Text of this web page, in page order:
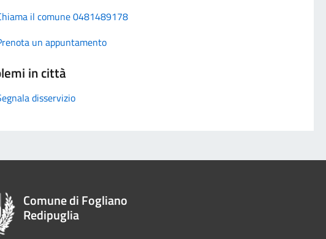
il comune 0481489178
un appuntamento
in città
disservizio
Comune di Fogliano
Redipuglia